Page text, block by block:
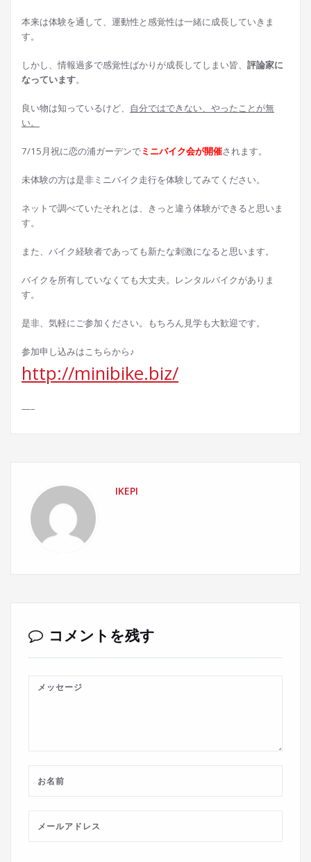
本来は体験を通して、運動性と感覚性は一緒に成長していきま
す。
しかし、情報過多で感覚性ばかりが成長してしまい皆、 評論家に
なっています。
良い物は知っているけど、 自分ではできない、やったことが無
い。
7/15月祝に恋の浦ガーデンでミニバイク会が開催されます。
未体験の方は是非ミニバイク走行を体験してみてください。
ネットで調べていたそれとは、きっと違う体験ができると思いま
す。
また、バイク経験者であっても新たな刺激になると思います。
バイクを所有していなくても大丈夫。レンタルバイクがありま
す。
是非、気軽にご参加ください。もちろん見学も大歓迎です。
参加申し込みはこちらから♪
http://minibike.biz/
—–
IKEPI
コメントを残す